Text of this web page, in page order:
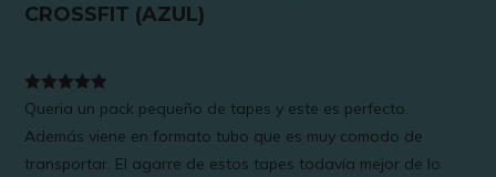
CROSSFIT (AZUL)
Valorado
con
Queria un pack pequeño de tapes y este es perfecto.
Además viene en formato tubo que es muy comodo de
transportar. El agarre de estos tapes todavía mejor de lo